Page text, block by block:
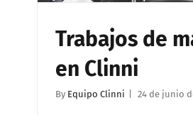
Trabajos de
en Clinni
By Equipo Clinni 24 de junio